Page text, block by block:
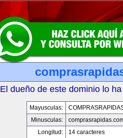
El dueño de este dominio lo
Mayusculas:
Minusculas:
Longitud:
14 caracteres